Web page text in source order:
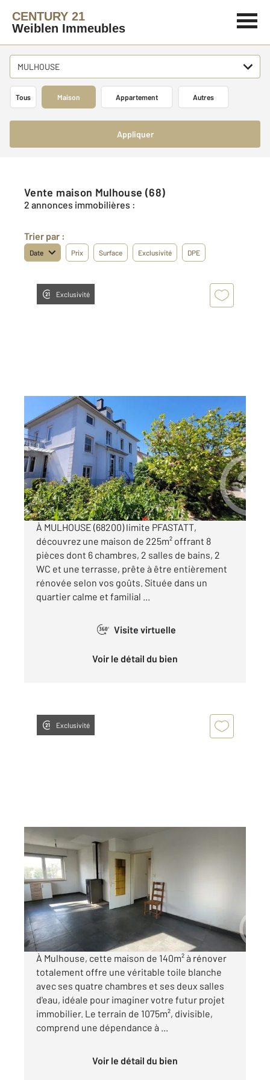
CENTURY 21
Weiblen Immeubles
MULHOUSE
Tous Maison Appartement Autres
Appliquer
Vente maison Mulhouse (68)
2 annonces immobilières :
Trier par :
Date Prix Surface Exclusivité DPE
Exclusivité
MULHOUSE 68
224,12 m
, 10 pièces
Ref : 2326
Maison à vendre
369 000 €
Visiter le site dédié
À MULHOUSE (68200) limite PFASTATT,
découvrez une maison de 225m² offrant 8
pièces dont 6 chambres, 2 salles de bains, 2
WC et une terrasse, prête à être entièrement
rénovée selon vos goûts. Située dans un
quartier calme et familial ...
360° Visite virtuelle
Voir le détail du bien
Exclusivité
MULHOUSE 68
140 m , 5 pièces
Ref : 1892
Maison à vendre
258 300 €
Visiter le site dédié
À Mulhouse, cette maison de 140m² à rénover
totalement offre une véritable toile blanche
avec ses quatre chambres et ses deux salles
d'eau, idéale pour imaginer votre futur projet
immobilier. Le terrain de 1075m², divisible,
comprend une dépendance à ...
Voir le détail du bien